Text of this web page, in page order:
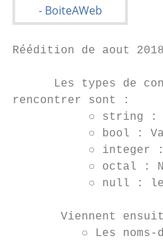
Réédition de aout
Les types de
rencontrer sont :
○ string :
○ bool :
○ integer
○ octal :
○ null :
Viennent
○ Les ​noms-